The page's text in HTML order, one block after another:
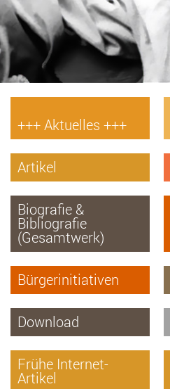
+++ Aktuelles +++
Artikel
Biografie &
Bibliografie
(Gesamtwerk)
Bürgerinitiativen
Download
Frühe Internet-
Artikel